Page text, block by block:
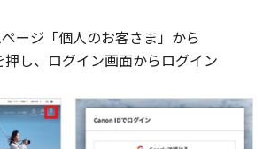
ージ「個人のお客さま」から
し、ログイン画面からログイン